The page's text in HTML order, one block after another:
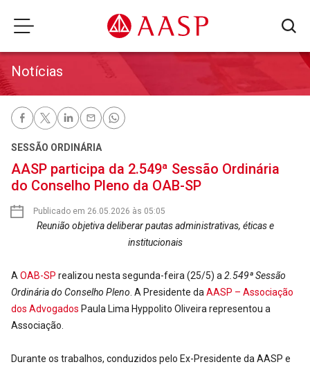
Notícias
SESSÃO ORDINÁRIA
AASP participa da 2.549ª Sessão Ordinária
do Conselho Pleno da OAB-SP
Publicado em 26.05.2026 às 05:05
Reunião objetiva deliberar pautas administrativas, éticas e
institucionais
A OAB-SP realizou nesta segunda-feira (25/5) a 2.549ª Sessão
Ordinária do Conselho Pleno . A Presidente da AASP – Associação
dos Advogados Paula Lima Hyppolito Oliveira representou a
Associação.
Durante os trabalhos, conduzidos pelo Ex-Presidente da AASP e